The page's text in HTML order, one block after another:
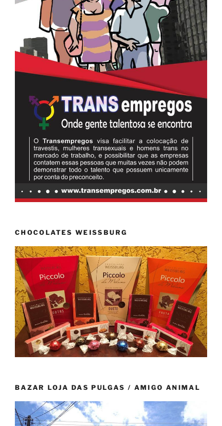
CHOCOLATES WEISSBURG
BAZAR LOJA DAS PULGAS / AMIGO ANIMAL